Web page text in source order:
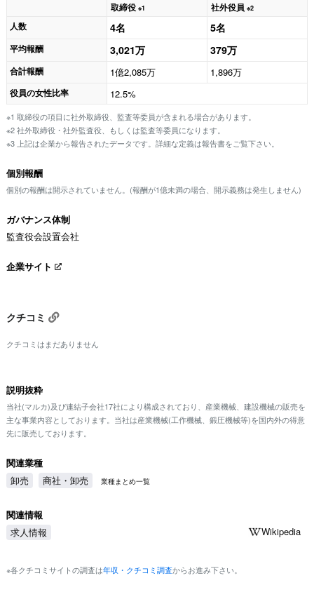
取締役 ※1 社外役員 ※2
人数 4名 5名
平均報酬 3,021万 379万
合計報酬 1億2,085万 1,896万
役員の女性比率 12.5%
※1 取締役の項目に社外取締役、監査等委員が含まれる場合があります。
※2 社外取締役・社外監査役、もしくは監査等委員になります。
※3 上記は企業から報告されたデータです。詳細な定義は報告書をご覧下さい。
個別報酬
個別の報酬は開示されていません。(報酬が1億未満の場合、開示義務は発生しません)
ガバナンス体制
監査役会設置会社
企業サイト
クチコミ
クチコミはまだありません
説明抜粋
当社(マルカ)及び連結子会社17社により構成されており、産業機械、建設機械の販売を
主な事業内容としております。当社は産業機械(工作機械、鍛圧機械等)を国内外の得意
先に販売しております。
関連業種
卸売
商社・卸売 業種まとめ一覧
関連情報
求人情報
Wikipedia
※各クチコミサイトの調査は年収・クチコミ調査からお進み下さい。